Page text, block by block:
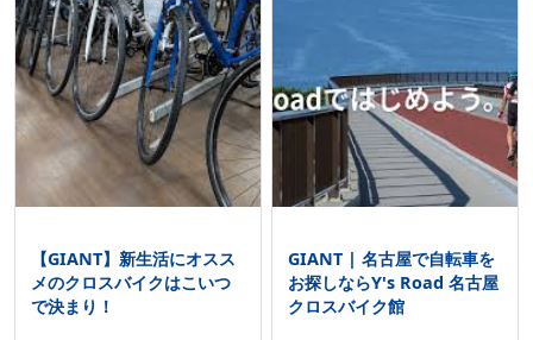
【GIANT】新生活にオスス
メのクロスバイクはこいつ
で決まり！
GIANT | 名古屋で自転車を
お探しならY's Road 名古屋
クロスバイク館